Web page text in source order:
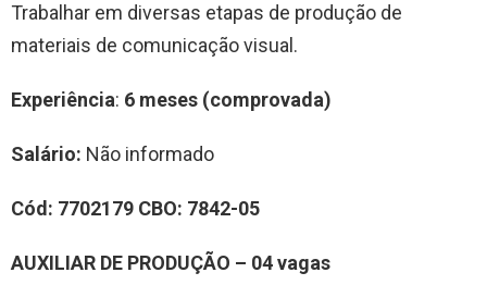
Trabalhar em diversas etapas de produção de
materiais de comunicação visual.
Experiência: 6 meses (comprovada)
Salário: Não informado
Cód: 7702179 CBO: 7842-05
AUXILIAR DE PRODUÇÃO – 04vagas